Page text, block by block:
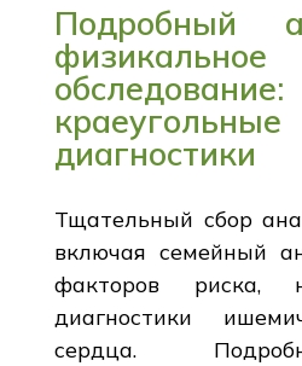
Подробный
физикальное
обследование:
диагностики
Тщательный сбор
включая семейный
факторов риска,
диагностики
сердца.